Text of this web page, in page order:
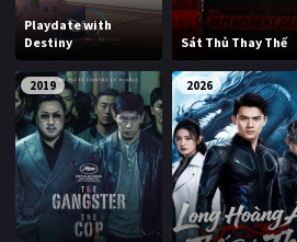
Playdate with
Destiny
Sát Thủ Thay Thế
2019 2026